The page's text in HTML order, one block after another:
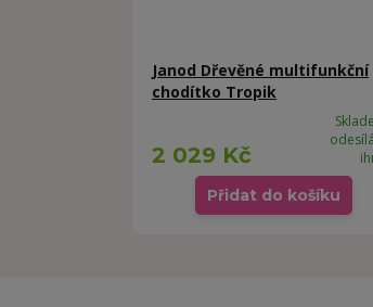
Janod Dřevěné multifunkční
chodítko Tropik
2 029 Kč
Přidat do košíku